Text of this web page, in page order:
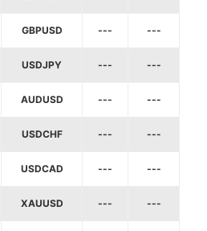
GBPUSD --- ---
USDJPY --- ---
AUDUSD --- ---
USDCHF --- ---
USDCAD --- ---
XAUUSD --- ---